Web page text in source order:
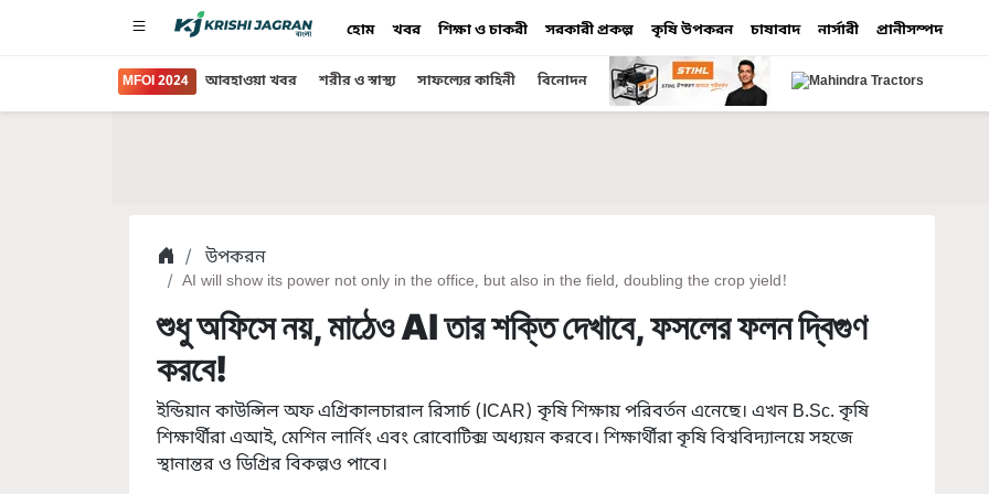
হোম খবর শিক্ষা ও চাকরী সরকারী প্রকল্প কৃষি উপকরন চাষাবাদ নার্সারী প্রানীসম্পদ
MFOI 2024 আবহাওয়া খবর শরীর ও স্বাস্থ্য সাফল্যের কাহিনী বিনোদন
উপকরন
AI will show its power not only in the office, but also in the field, doubling the crop yield!
শুধু অফিসে নয়, মাঠেও AI তার শক্তি দেখাবে, ফসলের ফলন দ্বিগুণ
করবে!
ইন্ডিয়ান কাউন্সিল অফ এগ্রিকালচারাল রিসার্চ (ICAR) কৃষি শিক্ষায় পরিবর্তন এনেছে। এখন B.Sc. কৃষি
শিক্ষার্থীরা এআই, মেশিন লার্নিং এবং রোবোটিক্স অধ্যয়ন করবে। শিক্ষার্থীরা কৃষি বিশ্ববিদ্যালয়ে সহজে
স্থানান্তর ও ডিগ্রির বিকল্পও পাবে।